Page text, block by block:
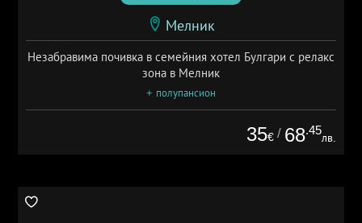
Мелник
Незабравима почивка в семейния хотел Булгари с релакс
зона в Мелник
+ полупансион
35€ / 68.45
лв.